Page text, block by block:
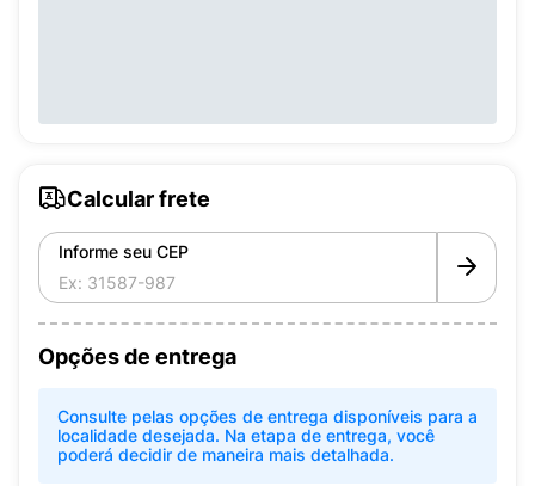
Calcular frete
Informe seu CEP
Opções de entrega
Consulte pelas opções de entrega disponíveis para a
localidade desejada. Na etapa de entrega, você
poderá decidir de maneira mais detalhada.